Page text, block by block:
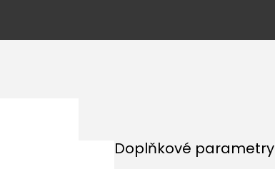
Doplňkové parametry